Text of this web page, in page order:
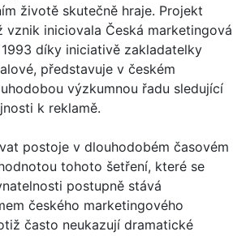
životě skutečně hraje. Projekt
vznik iniciovala Česká marketingová
díky iniciativě zakladatelky
představuje v českém
výzkumnou řadu sledující
k reklamě.
postoje v dlouhodobém časovém
tohoto šetření, které se
postupně stává
českého marketingového
často neukazují dramatické